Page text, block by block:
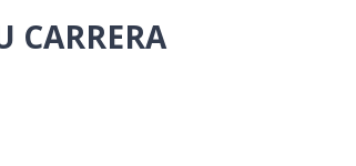
CARRERA